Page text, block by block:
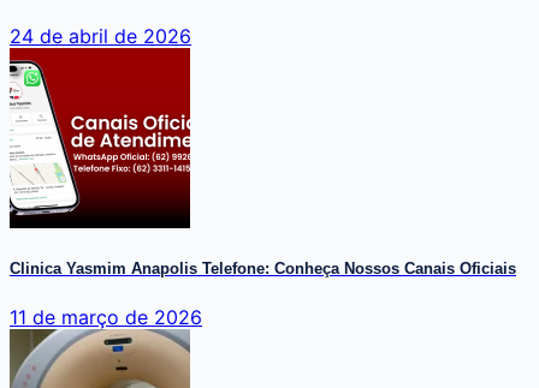
24 de abril de 2026
Clinica Yasmim Anapolis Telefone: Conheça Nossos Canais Oficiais
11 de março de 2026